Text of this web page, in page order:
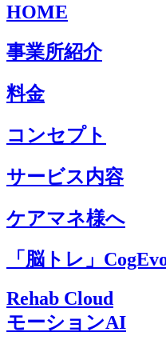
HOME
事業所紹介
料金
コンセプト
サービス内容
ケアマネ様へ
「脳トレ」
Rehab Cloud
モーションAI